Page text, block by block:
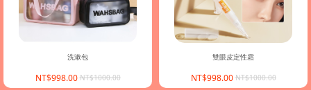
洗漱包
NT$998.00NT$1000.00
雙眼皮定性霜
NT$998.00NT$1000.00